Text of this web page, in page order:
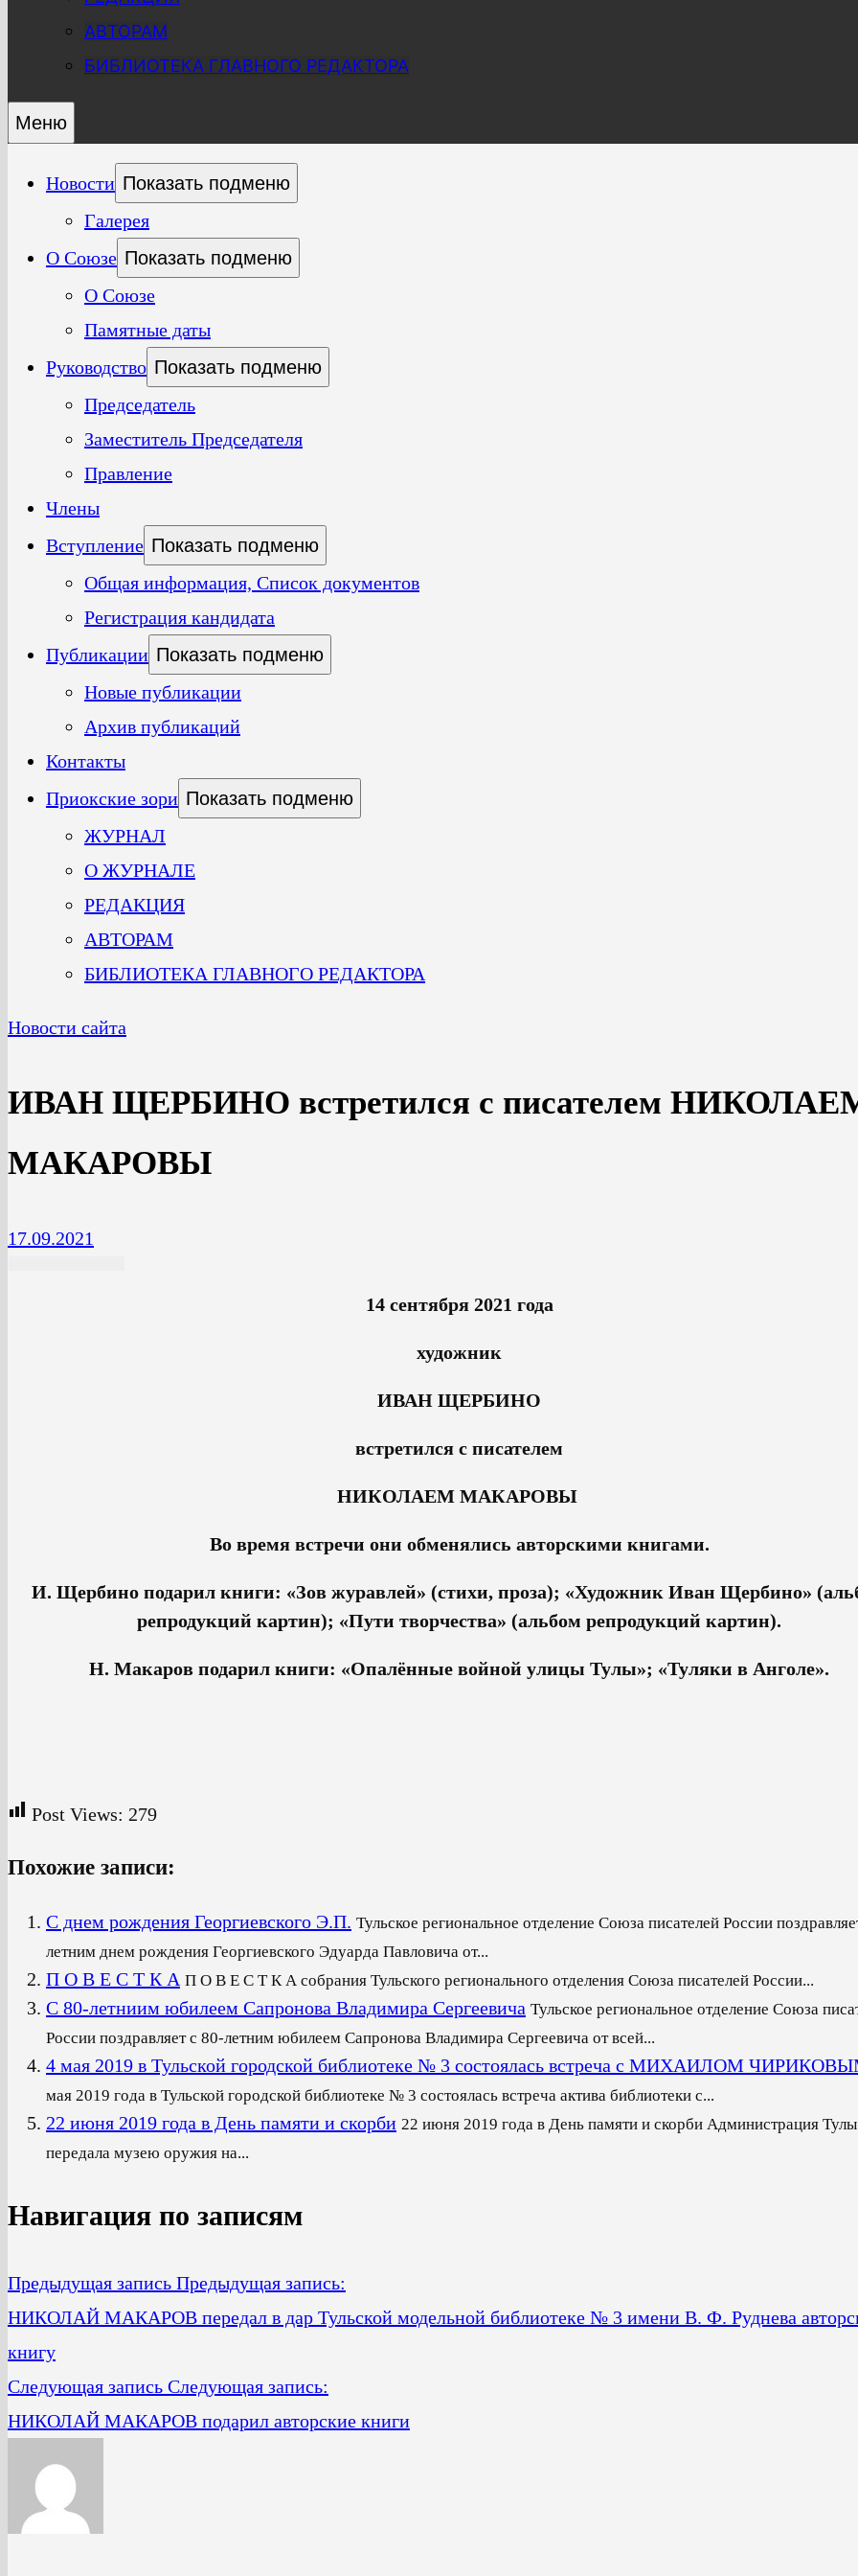
АВТОРАМ
БИБЛИОТЕКА ГЛАВНОГО РЕДАКТОРА
Меню
Новости Показать подменю
Галерея
О Союзе Показать подменю
О Союзе
Памятные даты
Руководство Показать подменю
Председатель
Заместитель Председателя
Правление
Члены
Вступление Показать подменю
Общая информация, Список документов
Регистрация кандидата
Публикации Показать подменю
Новые публикации
Архив публикаций
Контакты
Приокские зори Показать подменю
ЖУРНАЛ
О ЖУРНАЛЕ
РЕДАКЦИЯ
АВТОРАМ
БИБЛИОТЕКА ГЛАВНОГО РЕДАКТОРА
Новости сайта
ИВАН ЩЕРБИНО встретился с писателем
МАКАРОВЫ
17.09.2021
14 сентября 2021 года
художник
ИВАН ЩЕРБИНО
встретился с писателем
НИКОЛАЕМ МАКАРОВЫ
Во время встречи они обменялись авторскими книгами.
И. Щербино подарил книги: «Зов журавлей» (стихи, проза); «Художник Иван Щербино»
репродукций картин); «Пути творчества» (альбом репродукций картин).
Н. Макаров подарил книги: «Опалённые войной улицы Тулы»; «Туляки в Анголе».
Post Views: 279
Похожие записи:
С днем рождения Георгиевского Э.П. Тульское региональное отделение Союза писателей России
летним днем рождения Георгиевского Эдуарда Павловича от...
П О В Е С Т К А П О В Е С Т К А собрания Тульского регионального отделения Союза писателей России...
С 80-летниим юбилеем Сапронова Владимира Сергеевича Тульское региональное отделение Союза
России поздравляет с 80-летним юбилеем Сапронова Владимира Сергеевича от всей...
4 мая 2019 в Тульской городской библиотеке № 3 состоялась встреча с МИХАИЛОМ
мая 2019 года в Тульской городской библиотеке № 3 состоялась встреча актива библиотеки с...
22 июня 2019 года в День памяти и скорби 22 июня 2019 года в День памяти и скорби Администрация Тулы
передала музею оружия на...
Навигация по записям
Предыдущая запись Предыдущая запись:
НИКОЛАЙ МАКАРОВ передал в дар Тульской модельной библиотеке № 3 имени В. Ф. Руднева
книгу
Следующая запись Следующая запись:
НИКОЛАЙ МАКАРОВ подарил авторские книги